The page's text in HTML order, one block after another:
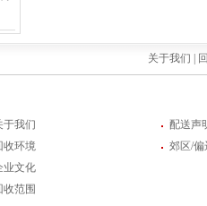
关于我们 |
于我们
收环境
业文化
收范围
配送声
郊区/